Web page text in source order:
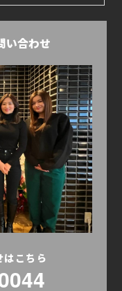
い合わせ
はこちら